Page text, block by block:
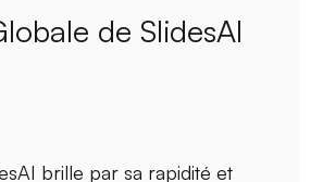
de SlidesAI
brille par sa rapidité et